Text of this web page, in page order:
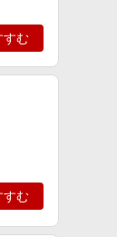
すむ
すむ